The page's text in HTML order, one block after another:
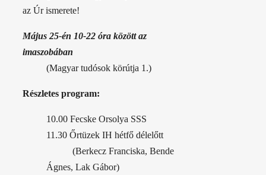
az Úr ismerete!
Május 25-én 10-22 óra között az
imaszobában
(Magyar tudósok körútja 1.)
Részletes program:
10.00 Fecske Orsolya SSS
11.30 Őrtüzek IH hétfő délelőtt
(Berkecz Franciska, Bende
Ágnes, Lak Gábor)